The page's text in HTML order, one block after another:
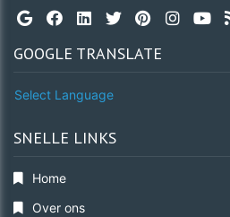
GOOGLE TRANSLATE
Select Language
SNELLE LINKS
Home
Over ons